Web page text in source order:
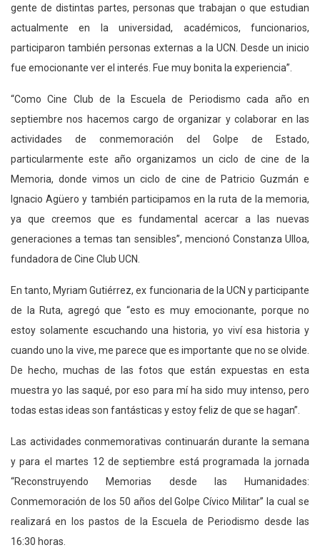
gente de distintas partes, personas que trabajan o que estudian
actualmente en la universidad, académicos, funcionarios,
participaron también personas externas a la UCN. Desde un inicio
fue emocionante ver el interés. Fue muy bonita la experiencia”.
“Como Cine Club de la Escuela de Periodismo cada año en
septiembre nos hacemos cargo de organizar y colaborar en las
actividades de conmemoración del Golpe de Estado,
particularmente este año organizamos un ciclo de cine de la
Memoria, donde vimos un ciclo de cine de Patricio Guzmán e
Ignacio Agüero y también participamos en la ruta de la memoria,
ya que creemos que es fundamental acercar a las nuevas
generaciones a temas tan sensibles”, mencionó Constanza Ulloa,
fundadora de Cine Club UCN.
En tanto, Myriam Gutiérrez, ex funcionaria de la UCN y participante
de la Ruta, agregó que “esto es muy emocionante, porque no
estoy solamente escuchando una historia, yo viví esa historia y
cuando uno la vive, me parece que es importante que no se olvide.
De hecho, muchas de las fotos que están expuestas en esta
muestra yo las saqué, por eso para mí ha sido muy intenso, pero
todas estas ideas son fantásticas y estoy feliz de que se hagan”.
Las actividades conmemorativas continuarán durante la semana
y para el martes 12 de septiembre está programada la jornada
“Reconstruyendo Memorias desde las Humanidades:
Conmemoración de los 50 años del Golpe Cívico Militar” la cual se
realizará en los pastos de la Escuela de Periodismo desde las
16:30 horas.